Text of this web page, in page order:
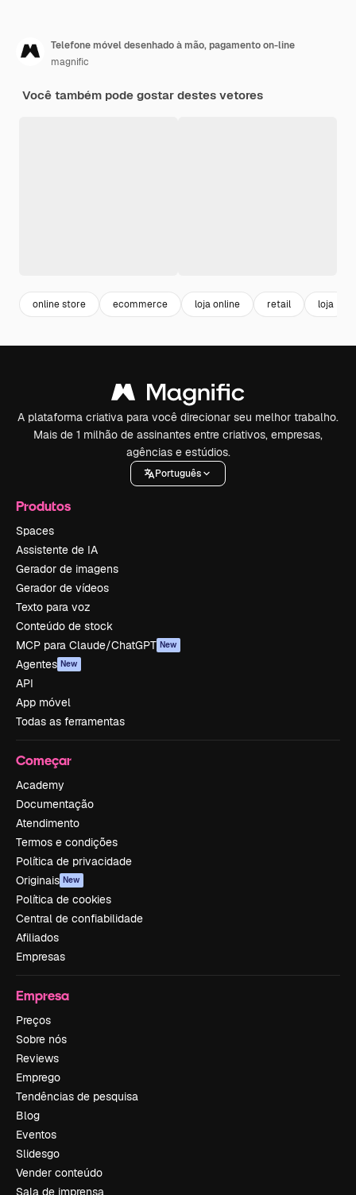
Telefone móvel desenhado à mão, pagamento on-line
magnific
Você também pode gostar destes vetores
online store ecommerce loja online retail loja
A plataforma criativa para você direcionar seu melhor trabalho.
Mais de 1 milhão de assinantes entre criativos, empresas,
agências e estúdios.
Português
Produtos
Spaces
Assistente de IA
Gerador de imagens
Gerador de vídeos
Texto para voz
Conteúdo de stock
MCP para Claude/ChatGPT New
Agentes New
API
App móvel
Todas as ferramentas
Começar
Academy
Documentação
Atendimento
Termos e condições
Política de privacidade
Originais New
Política de cookies
Central de confiabilidade
Afiliados
Empresas
Empresa
Preços
Sobre nós
Reviews
Emprego
Tendências de pesquisa
Blog
Eventos
Slidesgo
Vender conteúdo
Sala de imprensa